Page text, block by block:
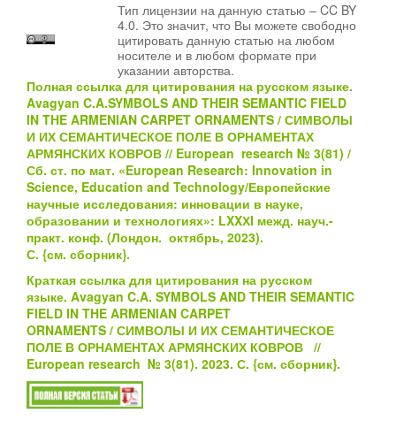
Тип лицензии на данную статью – CC BY
4.0. Это значит, что Вы можете свободно
цитировать данную статью на любом
носителе и в любом формате при
указании авторства.
Полная ссылка для цитирования на русском языке.
Avagyan C.A.SYMBOLS AND THEIR SEMANTIC FIELD
IN THE ARMENIAN CARPET ORNAMENTS / СИМВОЛЫ
И ИХ СЕМАНТИЧЕСКОЕ ПОЛЕ В ОРНАМЕНТАХ
АРМЯНСКИХ КОВРОВ // European research № 3(81) /
Сб. ст. по мат. «European Research: Innovation in
Science, Education and Technology/Европейские
научные исследования: инновации в науке,
образовании и технологиях»: LXXХI межд. науч.-
практ. конф. (Лондон. октябрь, 2023).
С. {см. сборник}.
Краткая ссылка для цитирования на русском
языке. Avagyan C.A. SYMBOLS AND THEIR SEMANTIC
FIELD IN THE ARMENIAN CARPET
ORNAMENTS / СИМВОЛЫ И ИХ СЕМАНТИЧЕСКОЕ
ПОЛЕ В ОРНАМЕНТАХ АРМЯНСКИХ КОВРОВ //
European research № 3(81). 2023. С. {см. сборник}.